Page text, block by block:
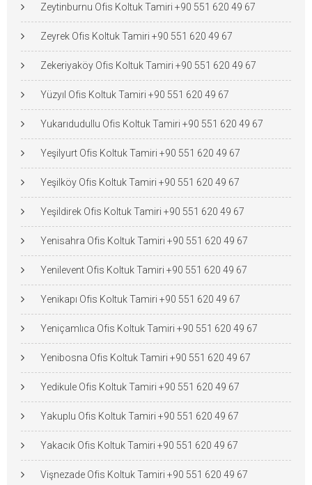
Zeytinburnu Ofis Koltuk Tamiri +90 551 620 49 67
Zeyrek Ofis Koltuk Tamiri +90 551 620 49 67
Zekeriyaköy Ofis Koltuk Tamiri +90 551 620 49 67
Yüzyıl Ofis Koltuk Tamiri +90 551 620 49 67
Yukarıdudullu Ofis Koltuk Tamiri +90 551 620 49 67
Yeşilyurt Ofis Koltuk Tamiri +90 551 620 49 67
Yeşilköy Ofis Koltuk Tamiri +90 551 620 49 67
Yeşildirek Ofis Koltuk Tamiri +90 551 620 49 67
Yenisahra Ofis Koltuk Tamiri +90 551 620 49 67
Yenilevent Ofis Koltuk Tamiri +90 551 620 49 67
Yenikapı Ofis Koltuk Tamiri +90 551 620 49 67
Yeniçamlıca Ofis Koltuk Tamiri +90 551 620 49 67
Yenibosna Ofis Koltuk Tamiri +90 551 620 49 67
Yedikule Ofis Koltuk Tamiri +90 551 620 49 67
Yakuplu Ofis Koltuk Tamiri +90 551 620 49 67
Yakacık Ofis Koltuk Tamiri +90 551 620 49 67
Vişnezade Ofis Koltuk Tamiri +90 551 620 49 67